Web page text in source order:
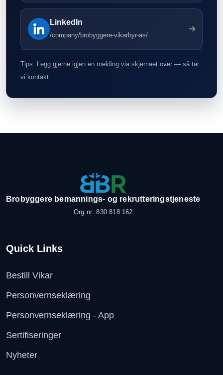
LinkedIn
/company/brobyggere-vikarbyr-as/
Tips: Legg gjerne igjen en melding via skjemaet over — så tar
vi kontakt.
Brobyggere bemannings- og rekrutteringstjeneste
Org.nr: 830 818 162
Quick Links
Bestill Vikar
Personvernseklæring
Personvernseklæring - App
Sertifiseringer
Nyheter